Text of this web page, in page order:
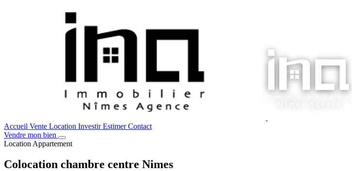
Accueil Vente Location InvestirEstimerContact
Vendre mon bien
Location Appartement
Colocation chambre centre Nimes